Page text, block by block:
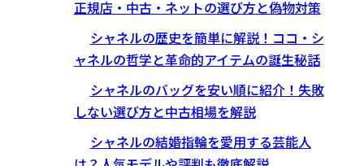
正規店・中古・ネットの選び方と偽物対策
シャネルの歴史を簡単に解説！ココ・シ
ャネルの哲学と革命的アイテムの誕生秘話
シャネルのバッグを安い順に紹介！失敗
しない選び方と中古相場を解説
シャネルの結婚指輪を愛用する芸能人